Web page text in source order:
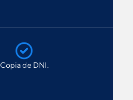
Copia de DNI.